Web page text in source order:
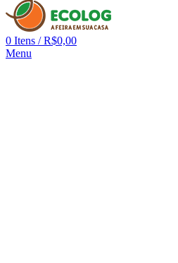
0 Itens / R$0,00
Menu